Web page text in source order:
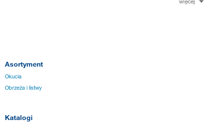
Asortyment
Okucia
Obrzeża i listwy
Katalogi